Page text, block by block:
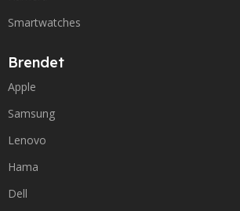
Smartwatches
Brendet
Apple
Samsung
Lenovo
Hama
Dell